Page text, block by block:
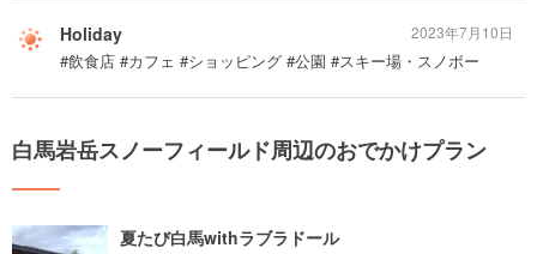
Holiday
#飲食店 #カフェ #ショッピング #公園 #スキー場・スノボー
2023年7月10日
白馬岩岳スノーフィールド周辺のおでかけプラン
夏たび白馬withラブラドール